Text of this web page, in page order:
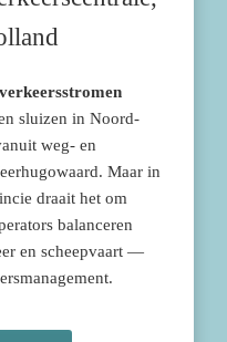
sluizen in Noord-
weg- en
Maar in
draait het om
balanceren
en scheepvaart —